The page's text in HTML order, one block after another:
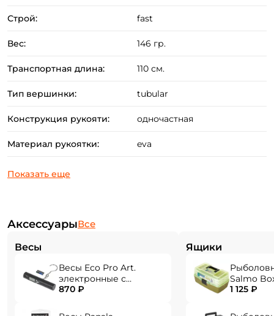
Строй: fast
Вес: 146 гр.
Транспортная длина: 110 см.
Тип вершинки: tubular
Конструкция рукояти: одночастная
Материал рукоятки: eva
АксессуарыВсе
Весы
Весы Eco Pro Art.
электронные с
фонарем EPHN-40
870 ₽
Ящики
Salmo
1 125 ₽